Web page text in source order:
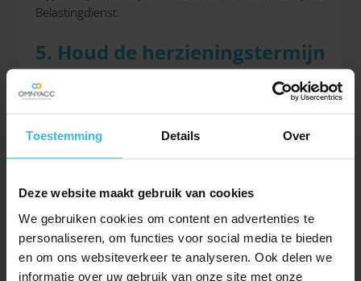
Toestemming Details Over
Deze website maakt gebruik van cookies
We gebruiken cookies om content en advertenties te
personaliseren, om functies voor social media te bieden
en om ons websiteverkeer te analyseren. Ook delen we
informatie over uw gebruik van onze site met onze
Belastingdienst.
5. Houd de herzieningstermijn
in de gaten
Als je in de afgelopen tien jaar een onroerende zaak
met btw heeft aangeschaft, let er dan op dat de in
aftrek gebrachte btw in het jaar van ingebruikname
en de negen opvolgende jaren in bepaalde gevallen
verhouding van het gebruik van de onroerende zaak
voor btw-belaste versus btw-vrijgestelde prestaties
voor meer dan 10% is gewijzigd ten opzichte van het
gebruik waarvan je uitging op het moment van
aanschaf. Dit heeft tot gevolg dat je mogelijk btw